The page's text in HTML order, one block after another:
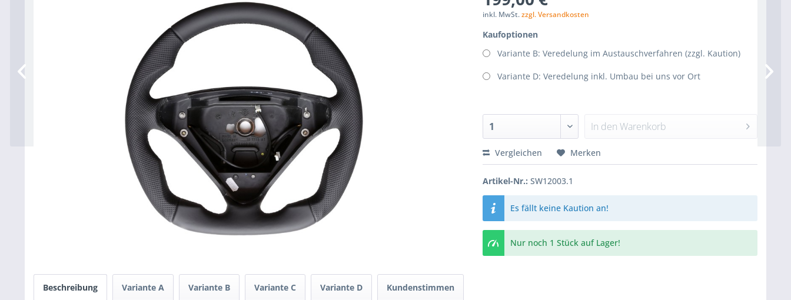
inkl. MwSt.zzgl. Versandkosten
Kaufoptionen
Variante B: Veredelung im Austauschverfahren (zzgl. Kaution)
Variante D: Veredelung inkl. Umbau bei uns vor Ort
In den Warenkorb
Vergleichen Merken
Artikel-Nr.: SW12003.1
Es fällt keine Kaution an!
Nur noch 1 Stück auf Lager!
Beschreibung Variante A Variante B Variante C Variante D Kundenstimmen